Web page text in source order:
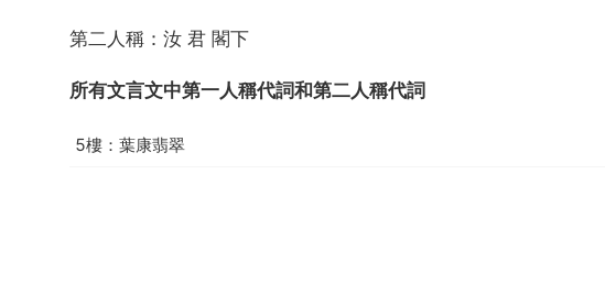
第二人稱：汝 君 閣下
所有文言文中第一人稱代詞和第二人稱代詞
5樓：葉康翡翠